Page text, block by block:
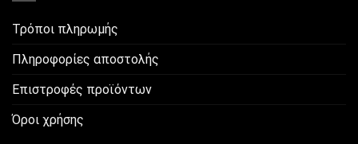
Τρόποι πληρωμής
Πληροφορίες αποστολής
Επιστροφές προϊόντων
Όροι χρήσης